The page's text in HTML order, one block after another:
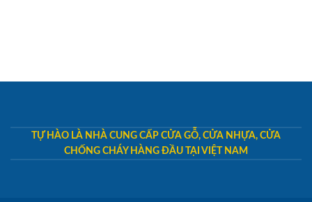
TỰ HÀO LÀ NHÀ CUNG CẤP CỬA GỖ, CỬA NHỰA, CỬA
CHỐNG CHÁY HÀNG ĐẦU TẠI VIỆT NAM